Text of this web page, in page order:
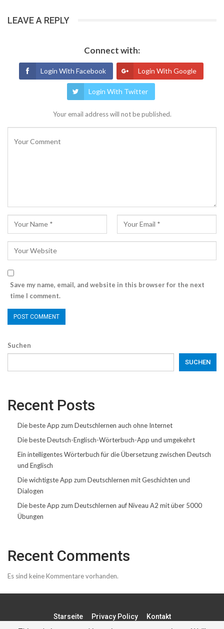
LEAVE A REPLY
Connect with:
Login With Facebook Login With Google
Login With Twitter
Your email address will not be published.
Save my name, email, and website in this browser for the next
time I comment.
Suchen
SUCHEN
Recent Posts
Die beste App zum Deutschlernen auch ohne Internet
Die beste Deutsch-Englisch-Wörterbuch-App und umgekehrt
Ein intelligentes Wörterbuch für die Übersetzung zwischen Deutsch
und Englisch
Die wichtigste App zum Deutschlernen mit Geschichten und
Dialogen
Die beste App zum Deutschlernen auf Niveau A2 mit über 5000
Übungen
Recent Comments
Es sind keine Kommentare vorhanden.
Starseite Privacy Policy Kontakt